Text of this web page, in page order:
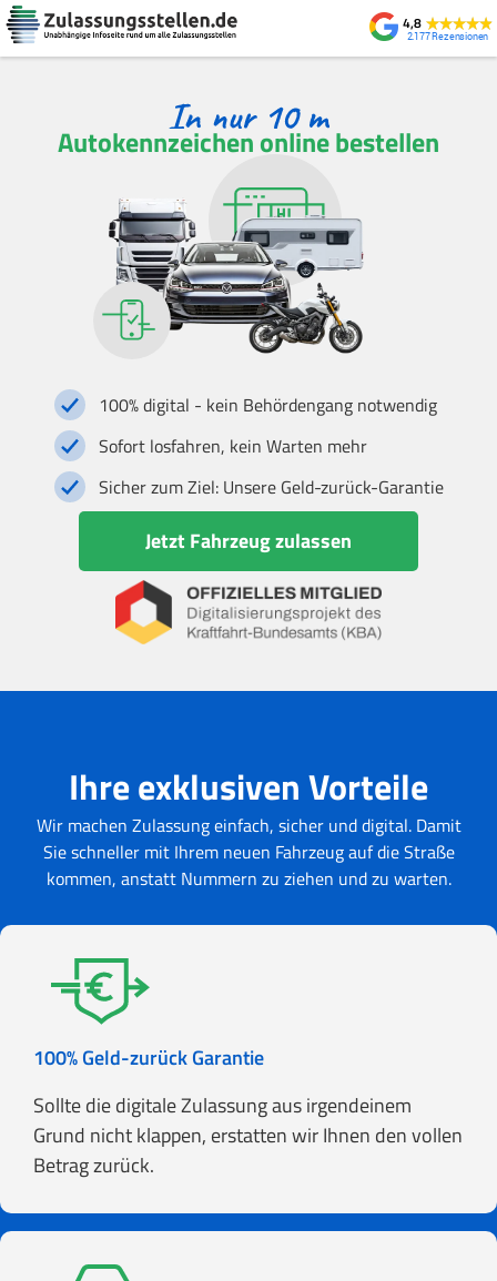
4,8
2.177
Autokennzeichen online bestellen
100% digital - kein Behördengang notwendig
Sofort losfahren, kein Warten mehr
Sicher zum Ziel: Unsere Geld-zurück-Garantie
Jetzt Fahrzeug zulassen
Ihre exklusiven Vorteile
Wir machen Zulassung einfach, sicher und digital. Damit
Sie schneller mit Ihrem neuen Fahrzeug auf die Straße
kommen, anstatt Nummern zu ziehen und zu warten.
100% Geld-zurück Garantie
Sollte die digitale Zulassung aus irgendeinem
Grund nicht klappen, erstatten wir Ihnen den vollen
Betrag zurück.